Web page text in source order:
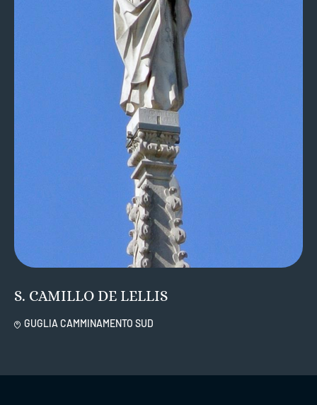
S. CAMILLO DE LELLIS
GUGLIA CAMMINAMENTO SUD